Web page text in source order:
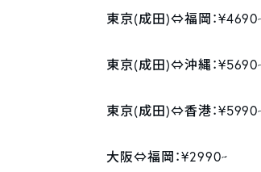
東京(成田)⇔福岡：
東京(成田)⇔沖縄：
東京(成田)⇔香港：
大阪⇔福岡：¥2990~